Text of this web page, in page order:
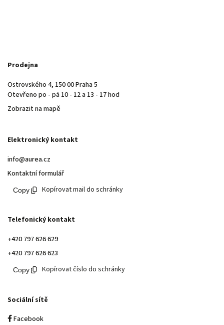
Prodejna
Ostrovského 4, 150 00 Praha 5
Otevřeno po - pá 10 - 12 a 13 - 17 hod
Zobrazit na mapě
Elektronický kontakt
info@aurea.cz
Kontaktní formulář
Kopírovat mail do schránky
Telefonický kontakt
+420 797 626 629
+420 797 626 623
Kopírovat číslo do schránky
Sociální sítě
Facebook